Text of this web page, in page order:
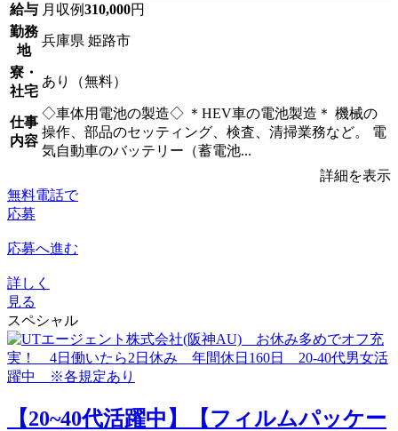
給与 月収例310,000円
勤務
地
兵庫県 姫路市
寮・
社宅
あり（無料）
仕事
内容
◇車体用電池の製造◇ ＊HEV車の電池製造＊ 機械の
操作、部品のセッティング、検査、清掃業務など。 電
気自動車のバッテリー（蓄電池...
詳細を表示
無料電話で
応募
応募へ進む
詳しく
見る
スペシャル
【20~40代活躍中】【フィルムパッケー